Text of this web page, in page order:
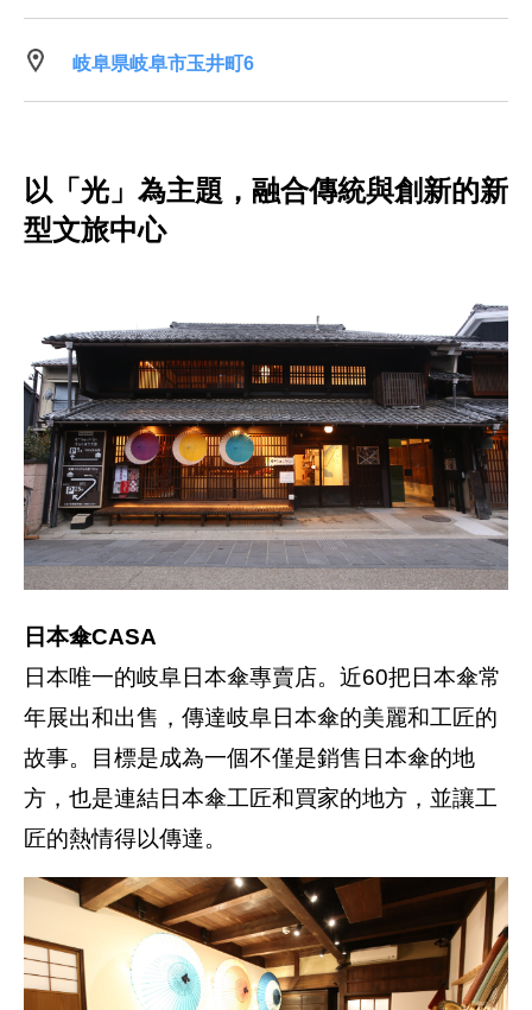
岐阜県岐阜市玉井町6
以「光」為主題，融合傳統與創新的新
型文旅中心
日本傘CASA
日本唯一的岐阜日本傘專賣店。近60把日本傘常
年展出和出售，傳達岐阜日本傘的美麗和工匠的
故事。目標是成為一個不僅是銷售日本傘的地
方，也是連結日本傘工匠和買家的地方，並讓工
匠的熱情得以傳達。